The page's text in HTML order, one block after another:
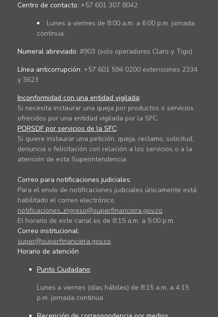
Centro de contacto: +57 601 307 8042
Lunes a viernes de 8:00 a.m. a 6:00 p.m. jornada
continua.
Numeral abreviado: #903 (solo operadores Claro y Tigo)
Línea anticorrupción: +57 601 594 0200 extensiones 2334
y 3623
Inconformidad con una entidad vigilada:
Si necesita instaurar una queja por productos o servicios
ofrecidos por una entidad vigilada por la SFC.
PQRSDF por servicios de la SFC:
Si quiere instaurar una petición, queja, reclamo, solicitud,
denuncia o felicitación con relación a los servicios o a la
atención de esta Superintendencia.
Correo para notificaciones judiciales:
Para el envío de notificaciones judiciales únicamente está
habilitado el correo electrónico
notificaciones_ingreso@superfinanciera.gov.co
El horario de este canal es de 8:15 a.m. a 5:00 p.m.
Correo institucional:
super@superfinanciera.gov.co
Horario de atención
Punto Ciudadano:
Lunes a viernes (días hábiles) de 8:15 a.m. a 4:15
p.m. jornada continua